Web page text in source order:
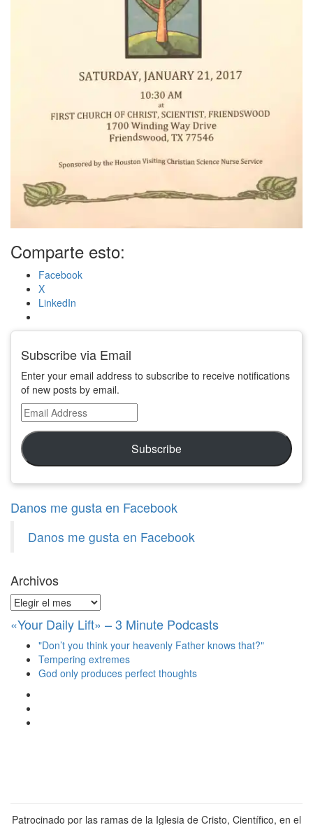
Comparte esto:
Facebook
X
LinkedIn
Subscribe via Email
Enter your email address to subscribe to receive notifications
of new posts by email.
Email
Address
Subscribe
Danos me gusta en Facebook
Danos me gusta en Facebook
Archivos
Archivos
«Your Daily Lift» – 3 Minute Podcasts
"Don’t you think your heavenly Father knows that?"
Tempering extremes
God only produces perfect thoughts
Patrocinado por las ramas de la Iglesia de Cristo, Científico, en el